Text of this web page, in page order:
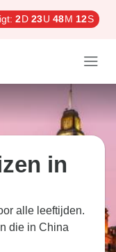
2D 23U 48M 10S
in
alle leeftijden.
die in China